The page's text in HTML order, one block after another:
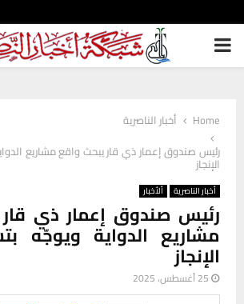
PRIMARY
Home
أخبار الناصرية
رئيس صندوق إعمار ذي قار يبحث واقع مشاريع
الإنجاز
أخبار الناصرية ألأخبار
رئيس صندوق إعمار ذي
مشاريع الدواية ويوجّه
الإنجاز
25 أغسطس، 2025